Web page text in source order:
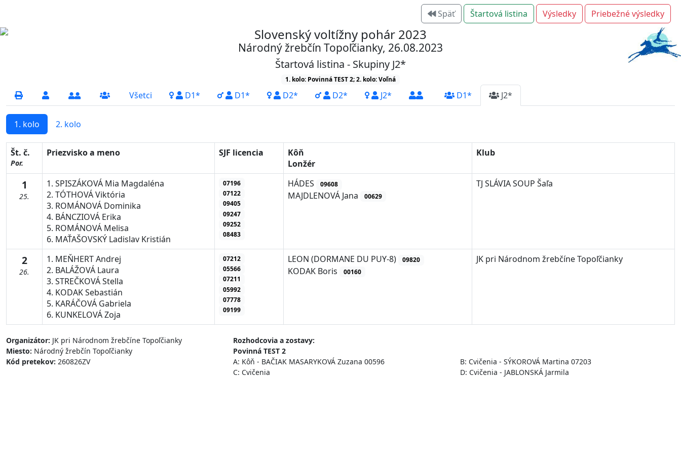
Späť Štartová listina Výsledky Priebežné výsledky
Slovenský voltížny pohár 2023
Národný žrebčín Topoľčianky, 26.08.2023
Štartová listina - Skupiny J2*
1. kolo: Povinná TEST 2; 2. kolo: Voľná
Všetci D1* D1* D2* D2* J2* D1* J2*
1. kolo 2. kolo
Št. č.
Por.
Priezvisko a meno SJF licencia
Kôň
Lonžér
Klub
1
25.
1. SPISZÁKOVÁ Mia Magdaléna
2. TÓTHOVÁ Viktória
3. ROMÁNOVÁ Dominika
4. BÁNCZIOVÁ Erika
5. ROMÁNOVÁ Melisa
6. MAŤAŠOVSKÝ Ladislav Kristián
07196
07122
09405
09247
09252
08483
HÁDES 09608
MAJDLENOVÁ Jana 00629
TJ SLÁVIA SOUP Šaľa
2
26.
1. MEŇHERT Andrej
2. BALÁŽOVÁ Laura
3. STREČKOVÁ Stella
4. KODAK Sebastián
5. KARÁČOVÁ Gabriela
6. KUNKELOVÁ Zoja
07212
05566
07211
05992
07778
09199
LEON (DORMANE DU PUY-8) 09820
KODAK Boris 00160
JK pri Národnom žrebčíne Topoľčianky
Organizátor: JK pri Národnom žrebčíne Topoľčianky
Miesto: Národný žrebčín Topoľčianky
Kód pretekov: 260826ZV
Rozhodcovia a zostavy:
Povinná TEST 2
A: Kôň - BAČIAK MASARYKOVÁ Zuzana 00596
B: Cvičenia - SÝKOROVÁ Martina 07203
C: Cvičenia
D: Cvičenia - JABLONSKÁ Jarmila